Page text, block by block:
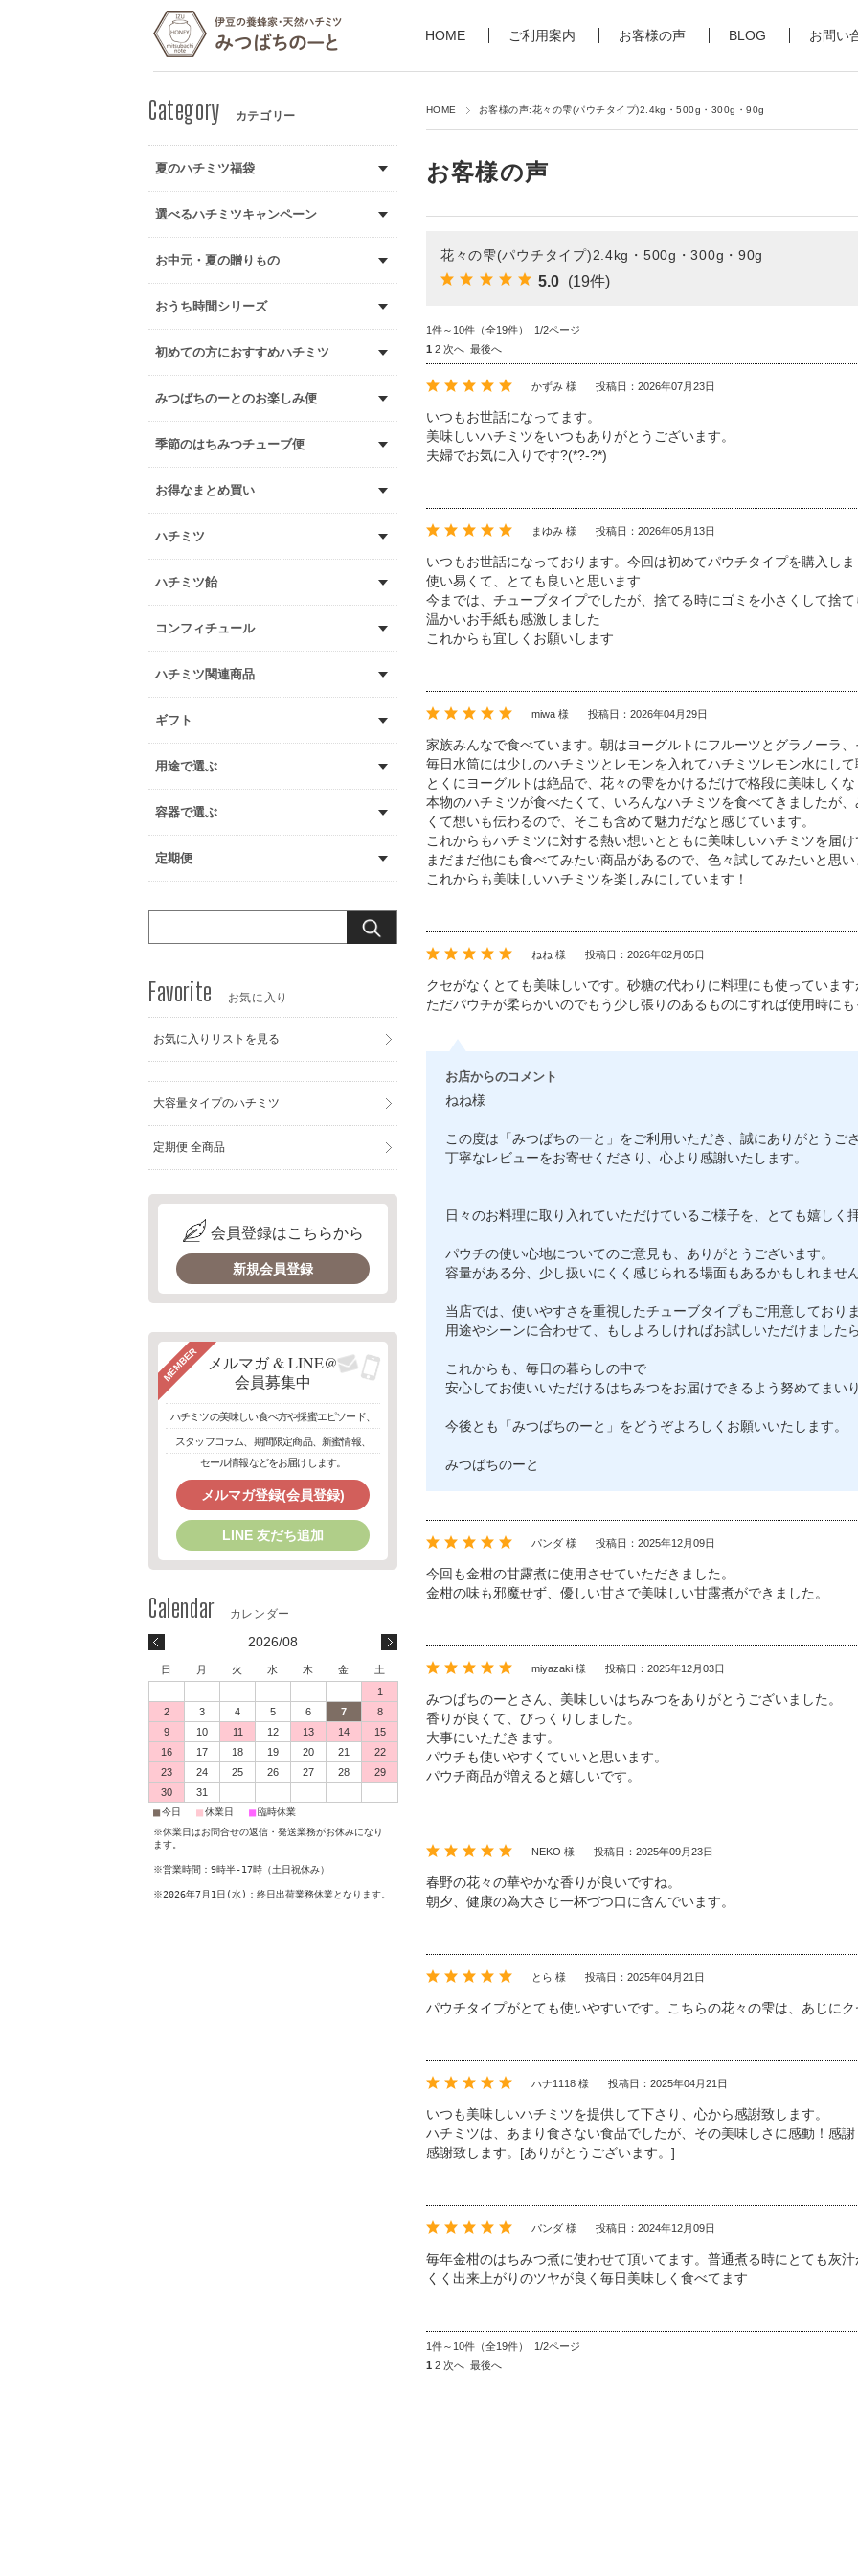
HOME ご利用案内 お客様の声 BLOG お問い
HOME お客様の声:花々の雫(パウチタイプ)2.4kg・500g・300g・90g
お客様の声
花々の雫(パウチタイプ)2.4kg・500g・300g・90g
5.0 (19件)
1件～10件（全19件） 1/2ページ
1 2 次へ 最後へ
かずみ 様 投稿日：2026年07月23日
いつもお世話になってます。
美味しいハチミツをいつもありがとうございます。
夫婦でお気に入りです?(*?-?*)
まゆみ 様 投稿日：2026年05月13日
いつもお世話になっております。今回は初めてパウチタイプを購入しま
使い易くて、とても良いと思います
今までは、チューブタイプでしたが、捨てる時にゴミを小さくして捨
温かいお手紙も感激しました
これからも宜しくお願いします
miwa 様 投稿日：2026年04月29日
家族みんなで食べています。朝はヨーグルトにフルーツとグラノーラ、
毎日水筒には少しのハチミツとレモンを入れてハチミツレモン水にし
とくにヨーグルトは絶品で、花々の雫をかけるだけで格段に美味しくな
本物のハチミツが食べたくて、いろんなハチミツを食べてきましたが
くて想いも伝わるので、そこも含めて魅力だなと感じています。
これからもハチミツに対する熱い想いとともに美味しいハチミツを届け
まだまだ他にも食べてみたい商品があるので、色々試してみたいと思い
これからも美味しいハチミツを楽しみにしています！
ねね 様 投稿日：2026年02月05日
クセがなくとても美味しいです。砂糖の代わりに料理にも使っています
ただパウチが柔らかいのでもう少し張りのあるものにすれば使用時に
お店からのコメント
ねね様
この度は「みつばちのーと」をご利用いただき、誠にありがとうござ
丁寧なレビューをお寄せくださり、心より感謝いたします。
日々のお料理に取り入れていただけているご様子を、とても嬉しく
パウチの使い心地についてのご意見も、ありがとうございます。
容量がある分、少し扱いにくく感じられる場面もあるかもしれません
当店では、使いやすさを重視したチューブタイプもご用意しておりま
用途やシーンに合わせて、もしよろしければお試しいただけました
これからも、毎日の暮らしの中で
安心してお使いいただけるはちみつをお届けできるよう努めてまいり
今後とも「みつばちのーと」をどうぞよろしくお願いいたします。
みつばちのーと
パンダ 様 投稿日：2025年12月09日
今回も金柑の甘露煮に使用させていただきました。
金柑の味も邪魔せず、優しい甘さで美味しい甘露煮ができました。
miyazaki 様 投稿日：2025年12月03日
みつばちのーとさん、美味しいはちみつをありがとうございました。
香りが良くて、びっくりしました。
大事にいただきます。
パウチも使いやすくていいと思います。
パウチ商品が増えると嬉しいです。
NEKO 様 投稿日：2025年09月23日
春野の花々の華やかな香りが良いですね。
朝夕、健康の為大さじ一杯づつ口に含んでいます。
とら 様 投稿日：2025年04月21日
パウチタイプがとても使いやすいです。こちらの花々の雫は、あじに
ハナ1118 様 投稿日：2025年04月21日
いつも美味しいハチミツを提供して下さり、心から感謝致します。
ハチミツは、あまり食さない食品でしたが、その美味しさに感動！感
感謝致します。[ありがとうございます。]
パンダ 様 投稿日：2024年12月09日
毎年金柑のはちみつ煮に使わせて頂いてます。普通煮る時にとても灰
くく出来上がりのツヤが良く毎日美味しく食べてます
1件～10件（全19件） 1/2ページ
1 2 次へ 最後へ
カテゴリー
夏のハチミツ福袋
選べるハチミツキャンペーン
お中元・夏の贈りもの
おうち時間シリーズ
初めての方におすすめハチミツ
みつばちのーとのお楽しみ便
季節のはちみつチューブ便
お得なまとめ買い
ハチミツ
ハチミツ飴
コンフィチュール
ハチミツ関連商品
ギフト
用途で選ぶ
容器で選ぶ
定期便
お気に入り
お気に入りリストを見る
大容量タイプのハチミツ
定期便 全商品
会員登録はこちらから
新規会員登録
MEMBER
メルマガ & LINE@
会員募集中
ハチミツの美味しい食べ方や採蜜エピソード、
スタッフコラム、期間限定商品、新蜜情報、
セール情報などをお届けします。
メルマガ登録(会員登録)
LINE 友だち追加
2026/08
日 月 火 水 木 金
土
1
2
3 4 5 6 7
8
9
10 11 12 13 14
15
16
17 18 19 20 21
22
23
24 25 26 27 28
29
30
31
■今日 ■休業日 ■臨時休業
※休業日はお問合せの返信・発送業務がお休みになり
ます。
※営業時間：9時半-17時（土日祝休み）
※2026年7月1日(水)：終日出荷業務休業となります。